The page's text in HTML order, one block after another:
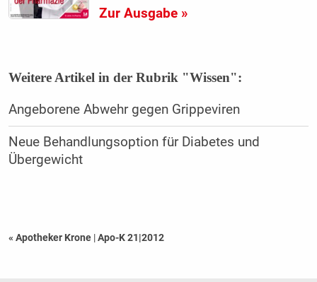
Zur Ausgabe »
Weitere Artikel in der Rubrik "Wissen":
Angeborene Abwehr gegen Grippeviren
Neue Behandlungsoption für Diabetes und
Übergewicht
« Apotheker Krone |Apo-K 21|2012